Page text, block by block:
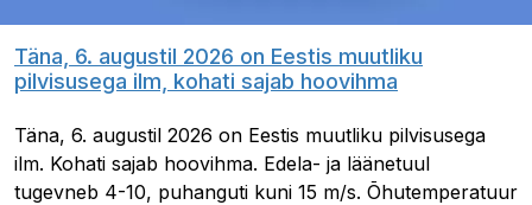
Täna, 6. augustil 2026 on Eestis muutliku
pilvisusega ilm, kohati sajab hoovihma
Täna, 6. augustil 2026 on Eestis muutliku pilvisusega
ilm. Kohati sajab hoovihma. Edela- ja läänetuul
tugevneb 4-10, puhanguti kuni 15 m/s. Õhutemperatuur